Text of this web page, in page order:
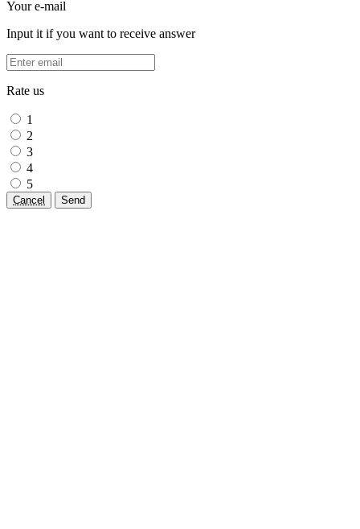
Your e-mail
Input it if you want to receive answer
Rate us
1
2
3
4
5
Cancel Send